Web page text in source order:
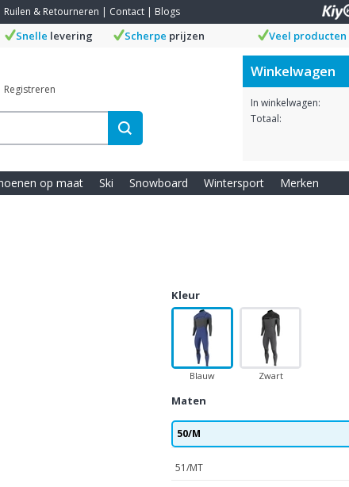
Ruilen & Retourneren | Contact | Blogs
Snelle levering Scherpe prijzen Veel producten
Registreren
Winkelwagen
In winkelwagen:
Totaal:
op maat Ski Snowboard Wintersport Merken
Kleur
Blauw Zwart
Maten
50/M
51/MT